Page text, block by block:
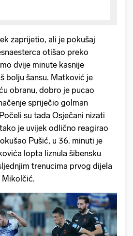
zaprijetio, ali je pokušaj
otišao preko
dvije minute kasnije
bolju šansu. Matković je
obranu, dobro je pucao
spriječio golman
su tada Osječani nizati
je uvijek odlično reagirao
Pušić, u 36. minuti je
lopta liznula šibensku
trenucima prvog dijela
Mikolčić.